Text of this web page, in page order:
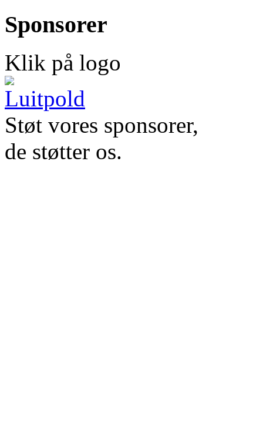
Sponsorer
Klik på logo
Støt vores sponsorer,
de støtter os.